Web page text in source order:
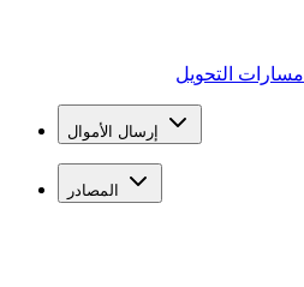
مسارات التحويل
إرسال الأموال
المصادر